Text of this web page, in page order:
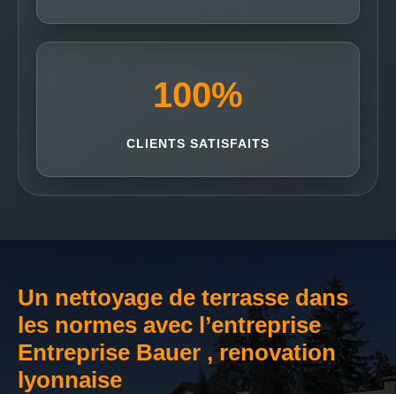
100%
CLIENTS SATISFAITS
Un nettoyage de terrasse dans
les normes avec l’entreprise
Entreprise Bauer , renovation
lyonnaise